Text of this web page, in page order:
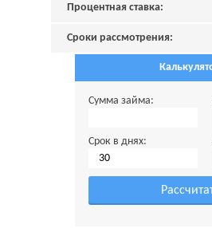
Процентная ставка:
Сроки рассмотрения:
Сумма займа:
Срок в днях: